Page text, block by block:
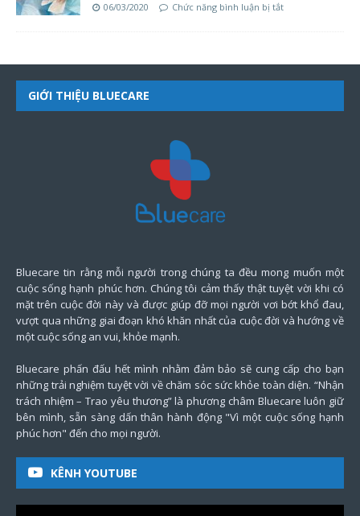
06/03/2020 Chức năng bình luận bị tắt
GIỚI THIỆU BLUECARE
Bluecare tin rằng mỗi người trong chúng ta đều mong muốn một
cuộc sống hạnh phúc hơn. Chúng tôi cảm thấy thật tuyệt vời khi có
mặt trên cuộc đời này và được giúp đỡ mọi người vơi bớt khổ đau,
vượt qua những giai đoạn khó khăn nhất của cuộc đời và hướng về
một cuộc sống an vui, khỏe mạnh.
Bluecare phấn đấu hết mình nhằm đảm bảo sẽ cung cấp cho bạn
những trải nghiệm tuyệt vời về chăm sóc sức khỏe toàn diện. “Nhận
trách nhiệm – Trao yêu thương” là phương châm Bluecare luôn giữ
bên mình, sẵn sàng dấn thân hành động "Vì một cuộc sống hạnh
phúc hơn" đến cho mọi người.
KÊNH YOUTUBE